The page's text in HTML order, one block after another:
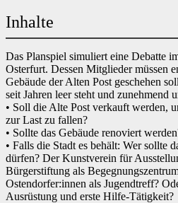
Inhalte
Das Planspiel simuliert eine Debatte
Osterfurt. Dessen Mitglieder müssen
Gebäude der Alten Post geschehen
seit Jahren leer steht und zunehmend
• Soll die Alte Post verkauft werden,
zur Last zu fallen?
• Sollte das Gebäude renoviert
• Falls die Stadt es behält: Wer sollte
dürfen? Der Kunstverein für
Bürgerstiftung als
Ostendorfer:innen als Jugendtreff?
Ausrüstung und erste Hilfe-Tätigkeit?